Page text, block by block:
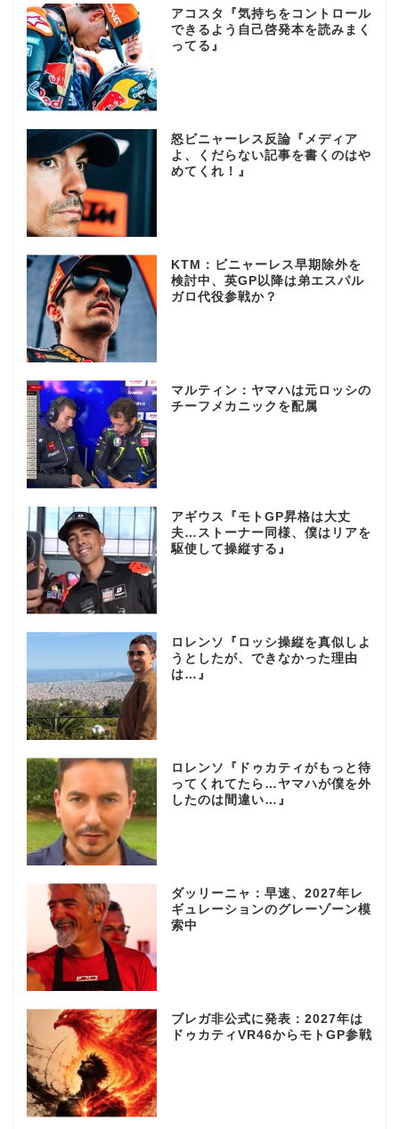
アコスタ『気持ちをコントロール
できるよう自己啓発本を読みまく
ってる』
怒ビニャーレス反論『メディア
よ、くだらない記事を書くのはや
めてくれ！』
KTM：ビニャーレス早期除外を
検討中、英GP以降は弟エスパル
ガロ代役参戦か？
マルティン：ヤマハは元ロッシの
チーフメカニックを配属
アギウス『モトGP昇格は大丈
夫…ストーナー同様、僕はリアを
駆使して操縦する』
ロレンソ『ロッシ操縦を真似しよ
うとしたが、できなかった理由
は…』
ロレンソ『ドゥカティがもっと待
ってくれてたら…ヤマハが僕を外
したのは間違い…』
ダッリーニャ：早速、2027年レ
ギュレーションのグレーゾーン模
索中
ブレガ非公式に発表：2027年は
ドゥカティVR46からモトGP参戦